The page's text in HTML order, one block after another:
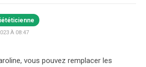
À 08:47
vous pouvez remplacer les